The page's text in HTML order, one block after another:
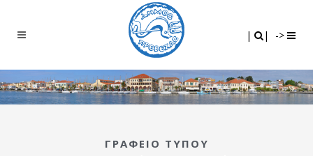
| | ->
ΓΡΑΦΕΙΟ ΤΥΠΟΥ